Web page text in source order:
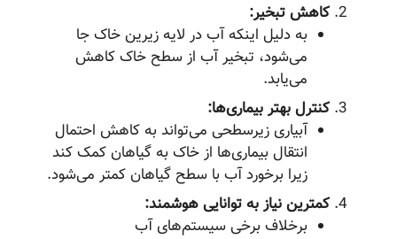
کاهش تبخیر:
به دلیل اینکه آب در لایه زیرین خاک جا
می‌شود، تبخیر آب از سطح خاک کاهش
می‌یابد.
کنترل بهتر بیماری‌ها:
آبیاری زیرسطحی می‌تواند به کاهش احتمال
انتقال بیماری‌ها از خاک به گیاهان کمک کند
زیرا برخورد آب با سطح گیاهان کمتر می‌شود.
کمترین نیاز به توانایی هوشمند:
برخلاف برخی سیستم‌های آب